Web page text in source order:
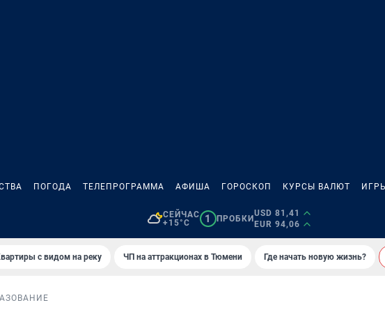
ПОГОДА ТЕЛЕПРОГРАММА АФИША ГОРОСКОП КУРСЫ ВАЛЮТ ИГРЫ
СЕЙЧАС
+15°C
1 ПРОБКИ
USD 81,41
EUR 94,06
с видом на реку ЧП на аттракционах в Тюмени Где начать новую жизнь?